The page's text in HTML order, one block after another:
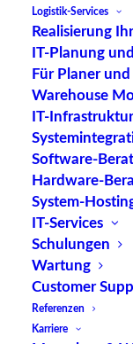
Logistik-Services
Realisierung
IT-Planung
Für Planer
Warehouse
IT-Infrastruktur
Software-
Hardware-
System-
IT-Services
Schulungen
Wartung
Customer
Referenzen
Karriere
TUP GmbH &
Die
TUP, liefert
effektivste
Kontakt
TUP GmbH &